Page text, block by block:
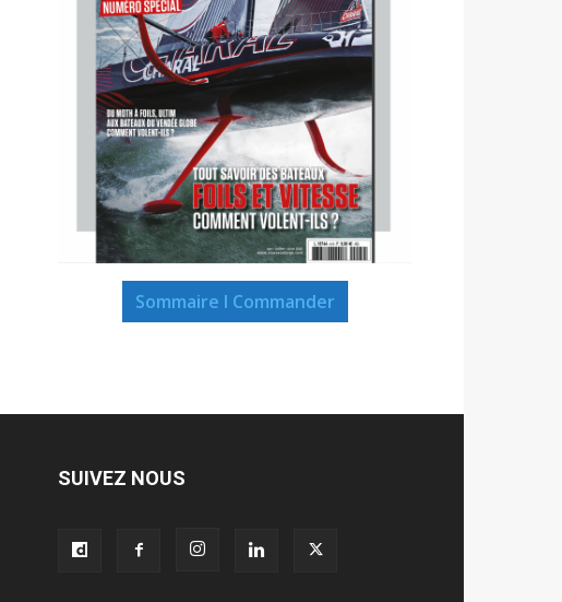
Sommaire I Commander
SUIVEZ NOUS